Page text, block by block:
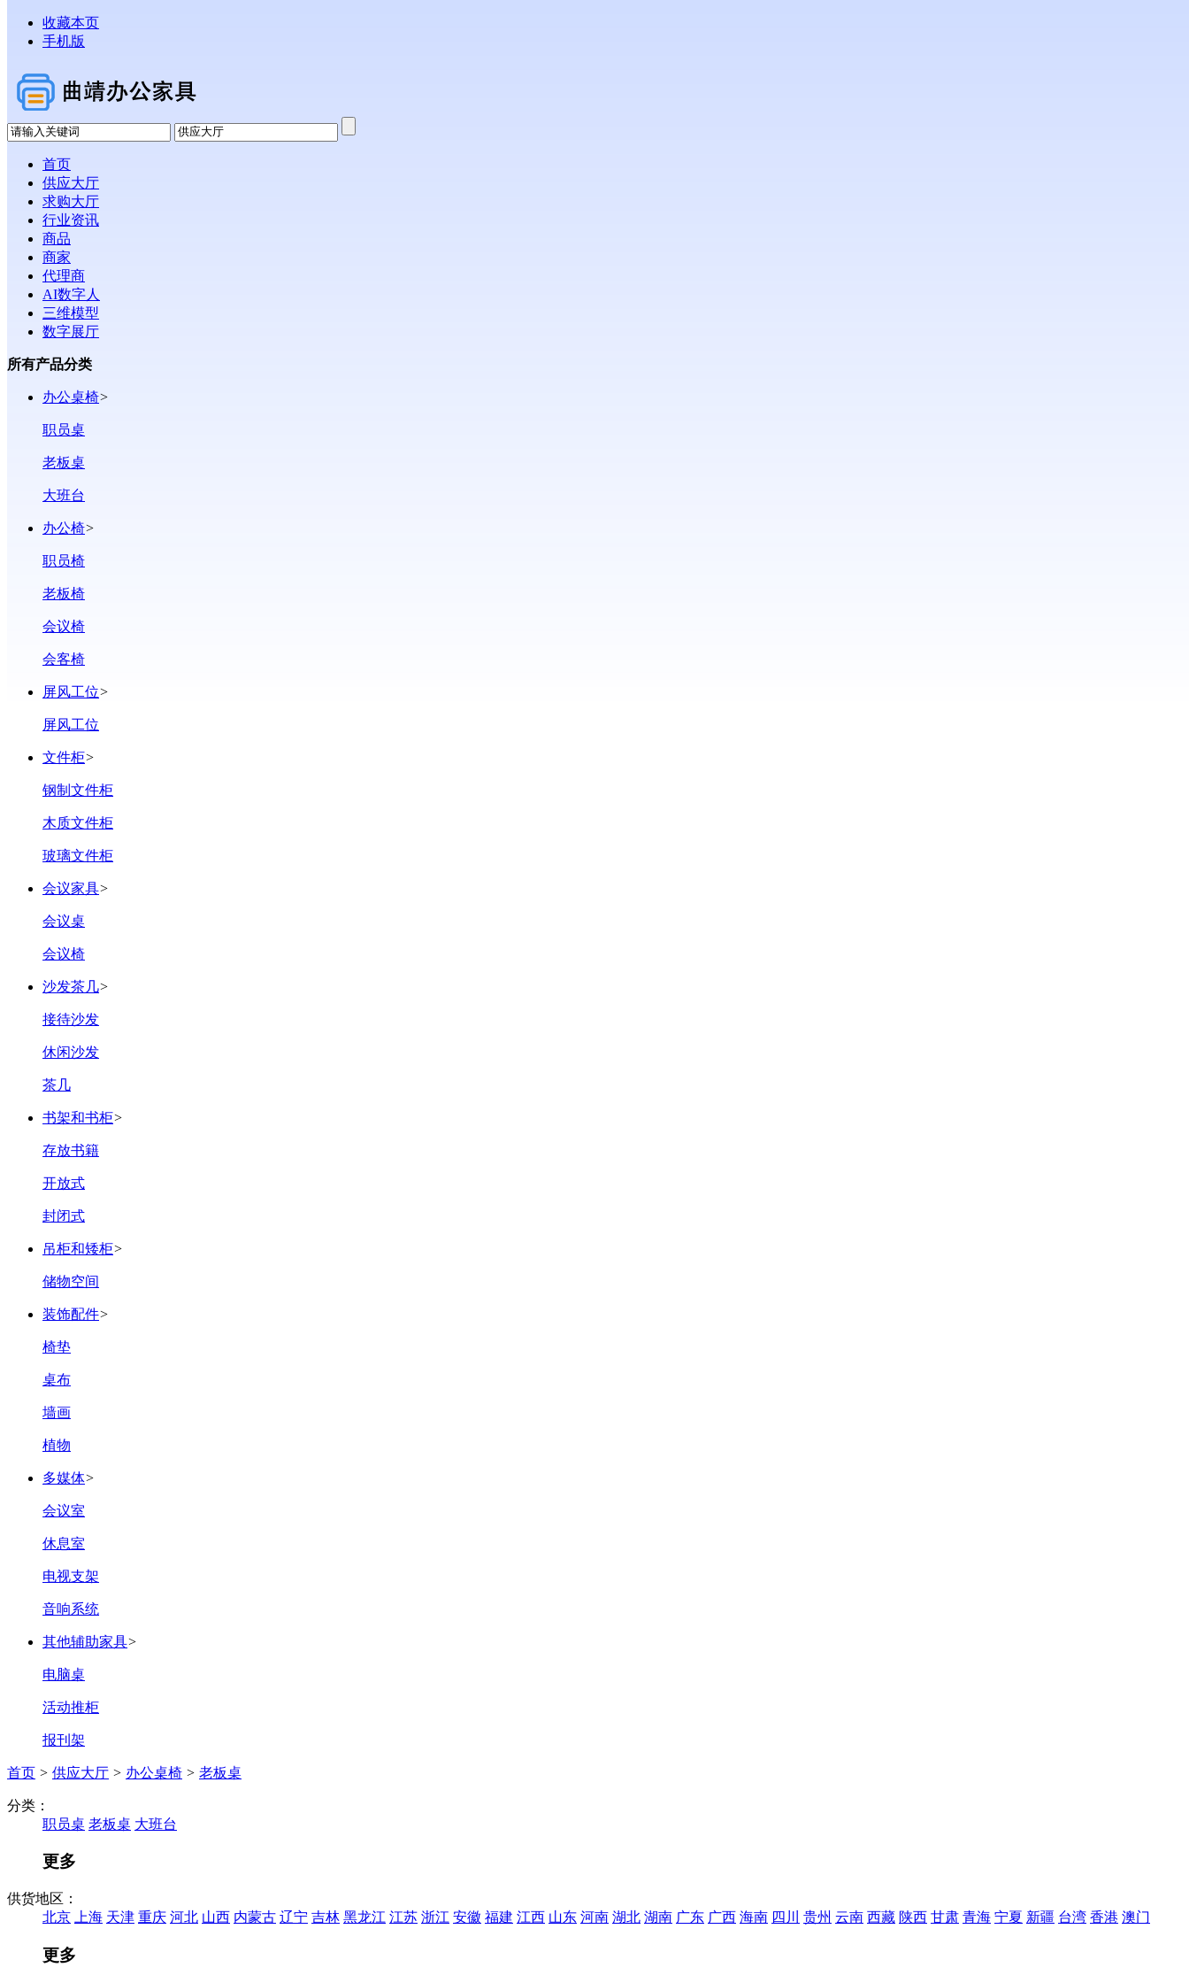
收藏本页
手机版
首页
供应大厅
求购大厅
行业资讯
商品
商家
代理商
AI数字人
三维模型
数字展厅
所有产品分类
办公桌椅>
职员桌
老板桌
大班台
办公椅>
职员椅
老板椅
会议椅
会客椅
屏风工位>
屏风工位
文件柜>
钢制文件柜
木质文件柜
玻璃文件柜
会议家具>
会议桌
会议椅
沙发茶几>
接待沙发
休闲沙发
茶几
书架和书柜>
存放书籍
开放式
封闭式
吊柜和矮柜>
储物空间
装饰配件>
椅垫
桌布
墙画
植物
多媒体>
会议室
休息室
电视支架
音响系统
其他辅助家具>
电脑桌
活动推柜
报刊架
首页 > 供应大厅 > 办公桌椅 > 老板桌
分类：
职员桌 老板桌 大班台
更多
供货地区：
北京
上海 天津 重庆 河北 山西 内蒙古 辽宁 吉林 黑龙江 江苏 浙江 安徽 福建 江西 山东 河南 湖北 湖南 广东 广西 海南 四川 贵州 云南 西藏 陕西 甘肃 青海 宁夏 新疆 台湾 香港 澳门
更多